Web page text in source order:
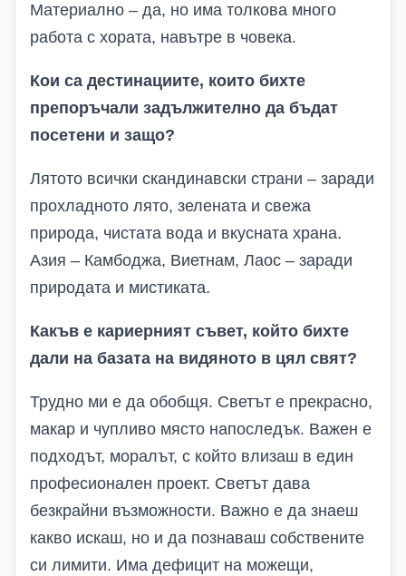
Материално – да, но има толкова много
работа с хората, навътре в човека.
Кои са дестинациите, които бихте
препоръчали задължително да бъдат
посетени и защо?
Лятото всички скандинавски страни – заради
прохладното лято, зелената и свежа
природа, чистата вода и вкусната храна.
Азия – Камбоджа, Виетнам, Лаос – заради
природата и мистиката.
Какъв е кариерният съвет, който бихте
дали на базата на видяното в цял свят?
Трудно ми е да обобщя. Светът е прекрасно,
макар и чупливо място напоследък. Важен е
подходът, моралът, с който влизаш в един
професионален проект. Светът дава
безкрайни възможности. Важно е да знаеш
какво искаш, но и да познаваш собствените
си лимити. Има дефицит на можещи,